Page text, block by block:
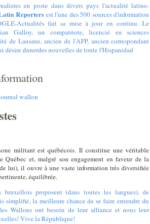
en poste dans divers pays l'actualité latino-
Reportersest l'une des 500 sources d'information
Actualités fait sa mise à jour en continu. Le
Galloy, un compatriote, licencié en sciences
de Lausane, ancien de l'AFP, ancien correspondant
désire dnnerdes nouvelles de toute l'Hispanidad
wallon
militant est québécois. Il constitue une véritable
Québec et, malgré son engagement en faveur de la
lui), il ouvre à une vaste information très diversifiée
équilibrée.
bruxellois proposent (dans toutes les langues), de
simplifié, la meilleure chance de se faire entendre du
Wallons ont besoin de leur alliance et nous leur
Vive la République!